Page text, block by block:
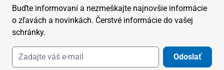
Buďte informovaní a nezmeškajte najnovšie informácie
o zľavách a novinkách. Čerstvé informácie do vašej
schránky.
Odoslať